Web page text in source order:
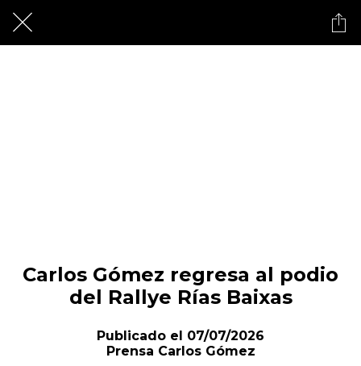
Carlos Gómez regresa al podio
del Rallye Rías Baixas
Publicado el 07/07/2026
Prensa Carlos Gómez